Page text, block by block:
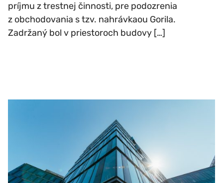
príjmu z trestnej činnosti, pre podozrenia
z obchodovania s tzv. nahrávkaou Gorila.
Zadržaný bol v priestoroch budovy […]